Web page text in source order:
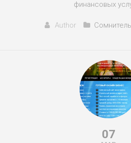
финансовых
Author
07